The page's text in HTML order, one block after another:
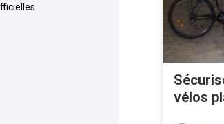
vélos